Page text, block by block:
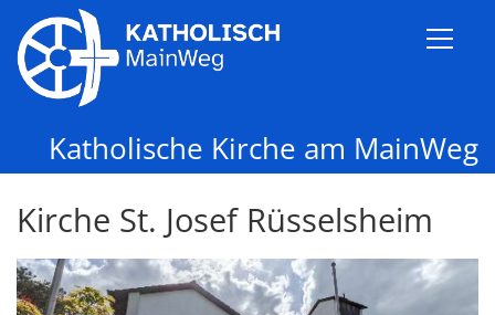
Zum Inhalt springen
Katholische Kirche am MainWeg
Kirche St. Josef Rüsselsheim